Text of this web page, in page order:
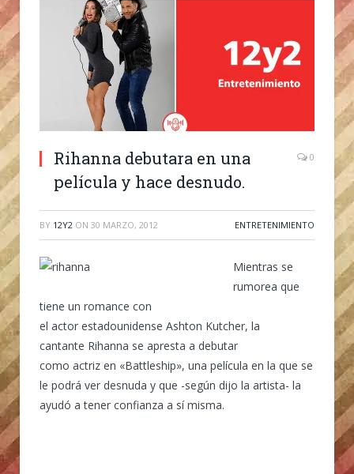
Rihanna debutara en una
película y hace desnudo.
0
BY 12Y2 ON 30 MARZO, 2012 ENTRETENIMIENTO
Mientras se
rumorea que
tiene un romance con
el actor estadounidense Ashton Kutcher, la
cantante Rihanna se apresta a debutar
como actriz en «Battleship», una película en la que se
le podrá ver desnuda y que -según dijo la artista- la
ayudó a tener confianza a sí misma.